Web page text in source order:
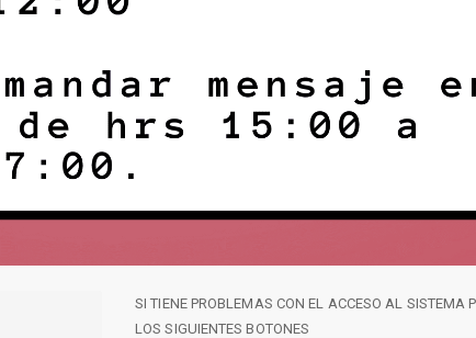
SI TIENE PROBLEMAS CON EL ACCESO AL SISTEMA
LOS SIGUIENTES BOTONES